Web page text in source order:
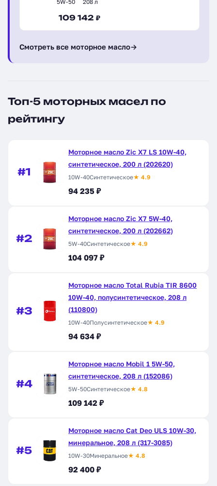
5W-50 208 л
109 142 ₽
Смотреть все моторное масло→
Топ-5 моторных масел по
рейтингу
#1
Моторное масло Zic X7 LS 10W-40,
синтетическое, 200 л (202620)
10W-40Синтетическое★ 4.9
94 235 ₽
#2
Моторное масло Zic X7 5W-40,
синтетическое, 200 л (202662)
5W-40Синтетическое★ 4.9
104 097 ₽
#3
Моторное масло Total Rubia TIR 8600
10W-40, полусинтетическое, 208 л
(110800)
10W-40Полусинтетическое★ 4.9
94 634 ₽
#4
Моторное масло Mobil 1 5W-50,
синтетическое, 208 л (152086)
5W-50Синтетическое★ 4.8
109 142 ₽
#5
Моторное масло Cat Deo ULS 10W-30,
минеральное, 208 л (317-3085)
10W-30Минеральное★ 4.8
92 400 ₽